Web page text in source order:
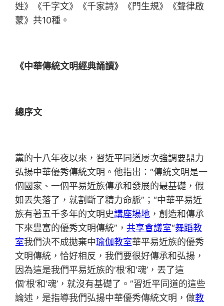
姓》《千字文》《千家詩》《門生規》《聲律啟
蒙》共10種。
《中華傳統文明經典誦讀》
總序文
黨的十八年夜以來，習近平同道屢次強調要鼎力
弘揚中華優秀傳統文明。他指出：“傳統文明是一
個國家、一個平易近族傳承和發展的最基礎，假
如丟失落了，就割斷了精力命脈”；“中華平易近
族有著五千多年的文明史講座場地 ，創造和傳承
下來豐富的優秀文明傳統”，共享會議室“舞蹈教
室我們決不成拋棄中瑜伽教室華平易近族的優秀
文明傳統，恰好相反，我們要很好傳承和弘揚，
因為這是我們平易近族的‘根’和‘魂’，丟了這
個‘根’和‘魂’，就沒有基礎了。”習近平同道的這些
論述，是指導我們弘揚中華優秀傳統文明，做教